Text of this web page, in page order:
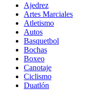
Ajedrez
Artes Marciales
Atletismo
Autos
Basquetbol
Bochas
Boxeo
Canotaje
Ciclismo
Duatlón